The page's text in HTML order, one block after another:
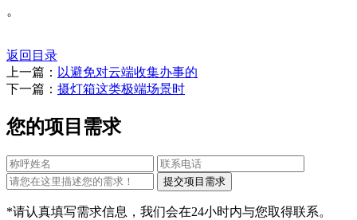
。
返回目录
上一篇： 以避免对云端收集办事的
下一篇： 摄灯箱这类极端场景时
您的项目需求
*请认真填写需求信息，我们会在24小时内与您取得联系。